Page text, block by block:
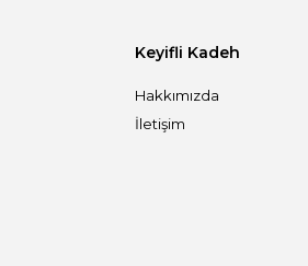
Keyifli Kadeh
Hakkımızda
İletişim